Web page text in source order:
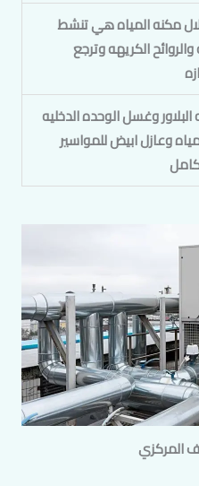
مكنه المياه هي تنشط
الكريهه وترجع
وغسل الوحده الدخليه
وعازل ابيض للمواسير
المركزي